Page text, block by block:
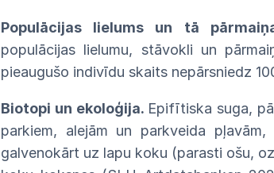
Populācijas lielums un tā
populācijas lielumu, stāvokli un
pieaugušo indivīdu skaits nepārsniedz
Biotopi un ekoloģija. Epifītiska suga,
parkiem, alejām un parkveida pļavām,
galvenokārt uz lapu koku (parasti ošu,